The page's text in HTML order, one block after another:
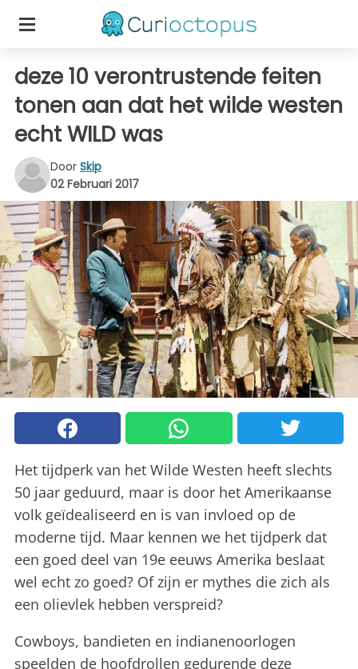
deze 10 verontrustende feiten
tonen aan dat het wilde westen
echt WILD was
Door Skip
02 Februari 2017
Het tijdperk van het Wilde Westen heeft slechts
50 jaar geduurd, maar is door het Amerikaanse
volk geïdealiseerd en is van invloed op de
moderne tijd. Maar kennen we het tijdperk dat
een goed deel van 19e eeuws Amerika beslaat
wel echt zo goed? Of zijn er mythes die zich als
een olievlek hebben verspreid?
Cowboys, bandieten en indianenoorlogen
speelden de hoofdrollen gedurende deze